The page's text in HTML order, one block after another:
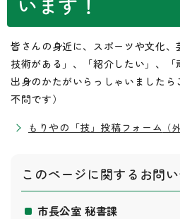
皆さんの身近に、スポーツや文化
技術がある」、「紹介したい」、「
出身のかたがいらっしゃいました
不問です）
もりやの「技」投稿フォーム （
このページに関する お問
市長公室 秘書課